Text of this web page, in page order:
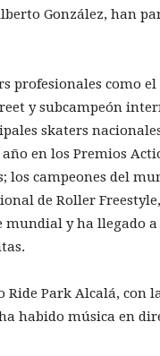
González, han
profesionales como
y subcampeón
skaters
en los Premios
los campeones del
de Roller
y ha llegado a
Park Alcalá, con
habido música en